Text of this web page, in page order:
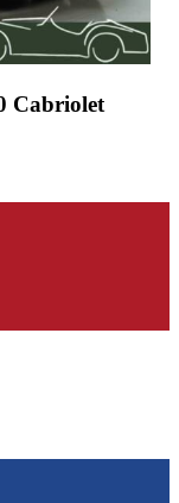
Cabriolet